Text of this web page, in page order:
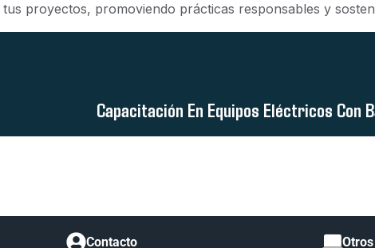
proyectos, promoviendo prácticas responsables y
Capacitación En Equipos Eléctricos Con
Contacto